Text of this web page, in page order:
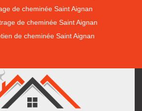
de cheminée Saint Aignan
de cheminée Saint Aignan
de cheminée Saint Aignan